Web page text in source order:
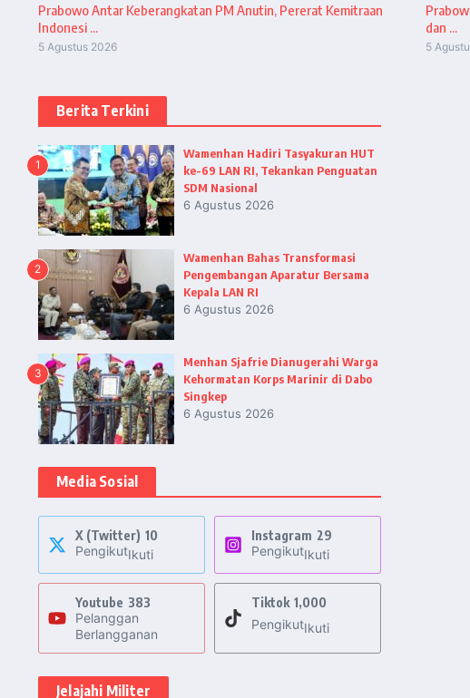
Prabowo Antar Keberangkatan PM Anutin, Pererat Kemitraan
Indonesi ...
5 Agustus 2026
dan ...
5
Berita Terkini
1
Wamenhan Hadiri Tasyakuran HUT
ke-69 LAN RI, Tekankan Penguatan
SDM Nasional
6 Agustus 2026
2
Wamenhan Bahas Transformasi
Pengembangan Aparatur Bersama
Kepala LAN RI
6 Agustus 2026
3
Menhan Sjafrie Dianugerahi Warga
Kehormatan Korps Marinir di Dabo
Singkep
6 Agustus 2026
Media Sosial
X (Twitter) 10
PengikutIkuti
Instagram 29
PengikutIkuti
Youtube 383
Pelanggan
Berlangganan
Tiktok 1,000
PengikutIkuti
Jelajahi Militer